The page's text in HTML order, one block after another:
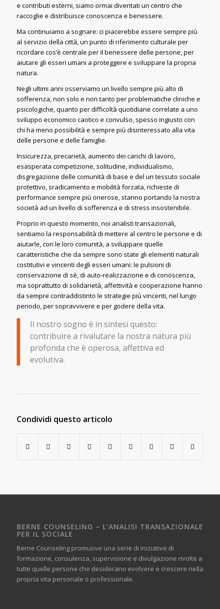
e contributi esterni, siamo ormai diventati un centro che
raccoglie e distribuisce conoscenza e benessere.
Ma continuiamo a sognare: ci piacerebbe essere sempre più
al servizio della città, un punto di riferimento culturale per
ricordare cos’è centrale per il benessere delle persone, per
aiutare gli esseri umani a proteggere e sviluppare la propria
natura.
Negli ultimi anni osserviamo un livello sempre più alto di
sofferenza, non solo e non tanto per problematiche cliniche e
psicologiche, quanto per difficoltà quotidiane correlate a uno
sviluppo economico caotico e convulso, spesso ingiusto con
chi ha meno possibilità e sempre più disinteressato alla vita
delle persone e delle famiglie.
Insicurezza, precarietà, aumento dei carichi di lavoro,
esasperata competizione, solitudine, individualismo,
disgregazione delle comunità di base e del un tessuto sociale
protettivo, sradicamento e mobilità forzata, richieste di
performance sempre più onerose, stanno portando la nostra
società ad un livello di sofferenza e di stress insostenibile.
Proprio in questo momento, noi analisti transazionali,
sentiamo la responsabilità di mettere al centro le persone e di
aiutarle, con le loro comunità, a sviluppare quelle
caratteristiche che da sempre sono state gli elementi naturali
costitutivi e vincenti degli esseri umani: le pulsioni di
conservazione di sè, di auto-realizzazione e di conoscenza,
ma soprattutto di solidarietà, affettività e cooperazione hanno
da sempre contraddistinto le strategie più vincenti, nel lungo
periodo, per sopravvivere e per godere della vita.
Il nostro sogno è in sintesi questo:
contribuire a rivalutare la nostra natura più
profonda che è operosa, affettiva ed
evolutiva.
Condividi questo articolo
BERNE COUNSELING – L’ANALISI TRANSAZIONALE
PER IL SOCIALE
Berne Counseling promuove una serie di iniziative di
formazione, consulenza, supervisione e divulgazione rivolte a
tutte quelle persone che desiderano evolvere e crescere nella
propria vita personale o professionale.